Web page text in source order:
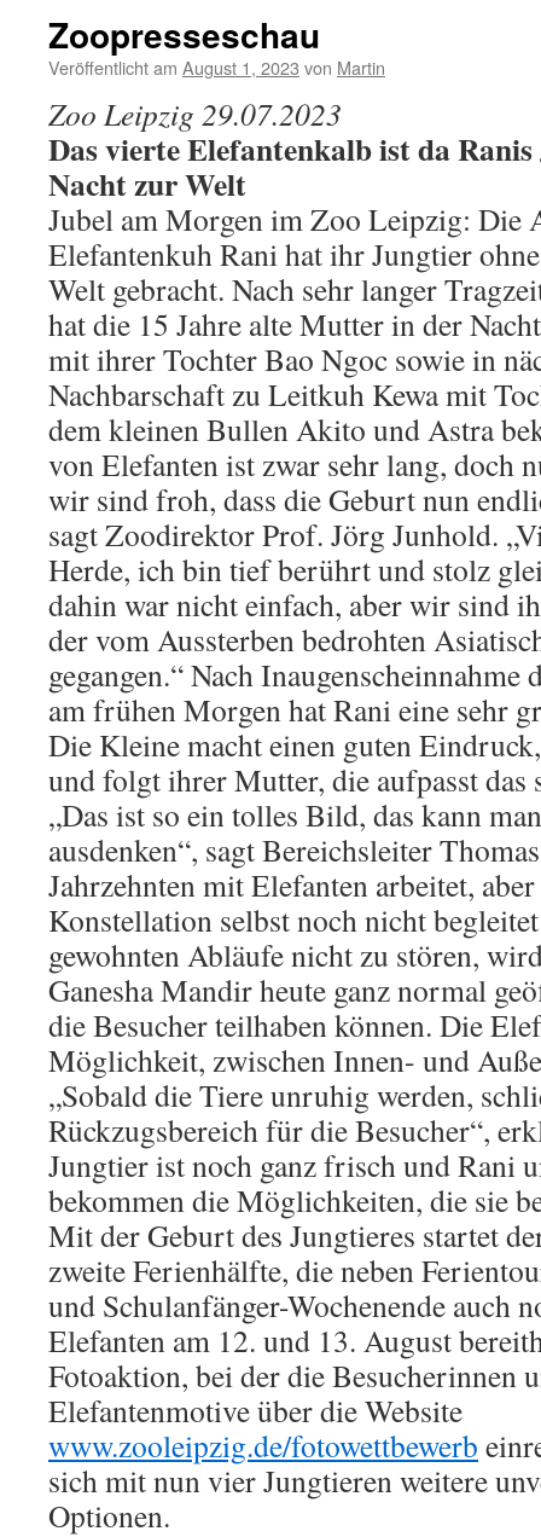
Zoopresseschau
Veröffentlicht am August 1, 2023 von Martin
Zoo Leipzig 29.07.2023
Das vierte Elefantenkalb ist da
Nacht zur Welt
Jubel am Morgen im Zoo Leipzig: Die
Elefantenkuh Rani hat ihr Jungtier
Welt gebracht. Nach sehr langer
hat die 15 Jahre alte Mutter in der
mit ihrer Tochter Bao Ngoc sowie in
Nachbarschaft zu Leitkuh Kewa mit
dem kleinen Bullen Akito und Astra
von Elefanten ist zwar sehr lang, doch
wir sind froh, dass die Geburt nun
sagt Zoodirektor Prof. Jörg Junhold.
Herde, ich bin tief berührt und stolz
dahin war nicht einfach, aber wir sind
der vom Aussterben bedrohten
gegangen.“ Nach
am frühen Morgen hat Rani eine sehr
Die Kleine macht einen guten
und folgt ihrer Mutter, die aufpasst das
„Das ist so ein tolles Bild, das kann
ausdenken“, sagt Bereichsleiter
Jahrzehnten mit Elefanten arbeitet,
Konstellation selbst noch nicht
gewohnten Abläufe nicht zu stören,
Ganesha Mandir heute ganz normal
die Besucher teilhaben können. Die
Möglichkeit, zwischen Innen- und
„Sobald die Tiere unruhig werden,
Rückzugsbereich für die Besucher“,
Jungtier ist noch ganz frisch und Rani
bekommen die Möglichkeiten, die sie
Mit der Geburt des Jungtieres startet
zweite Ferienhälfte, die neben
und Schulanfänger-Wochenende auch
Elefanten am 12. und 13. August
Fotoaktion, bei der die Besucherinnen
Elefantenmotive über die Website
www.zooleipzig.de/fotowettbewerb
sich mit nun vier Jungtieren weitere
Optionen.